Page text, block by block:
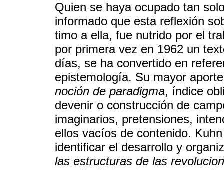
Quien se haya ocupado tan
informado que esta reflexión
timo a ella, fue nutrido por el
por primera vez en 1962 un
días, se ha convertido en
epistemología. Su mayor
noción de paradigma, índice
devenir o construcción de
imaginarios, pretensiones,
ellos vacíos de contenido.
identificar el desarrollo y
las estructuras de las